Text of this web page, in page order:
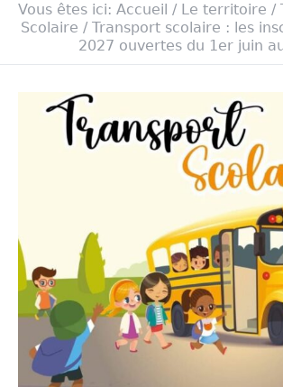
Vous êtes ici: Accueil / Le territoire /
Scolaire / Transport scolaire : les
2027 ouvertes du 1er juin